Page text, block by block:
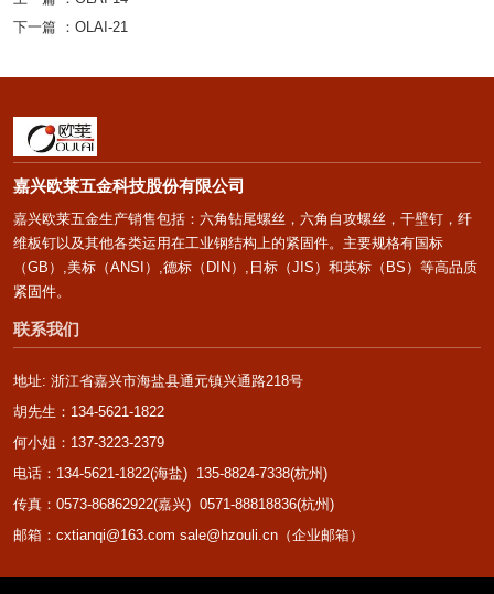
下一篇 ： OLAI-21
嘉兴欧莱五金科技股份有限公司
嘉兴欧莱五金生产销售包括：六角钻尾螺丝，六角自攻螺丝，干壁钉，纤
维板钉以及其他各类运用在工业钢结构上的紧固件。主要规格有国标
（GB）,美标（ANSI）,德标（DIN）,日标（JIS）和英标（BS）等高品质
紧固件。
联系我们
地址: 浙江省嘉兴市海盐县通元镇兴通路218号
胡先生：134-5621-1822
何小姐：137-3223-2379
电话：134-5621-1822(海盐) 135-8824-7338(杭州)
传真：0573-86862922(嘉兴) 0571-88818836(杭州)
邮箱：cxtianqi@163.com sale@hzouli.cn（企业邮箱）